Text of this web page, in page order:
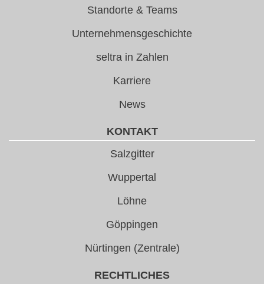
Standorte & Teams
Unternehmensgeschichte
seltra in Zahlen
Karriere
News
KONTAKT
Salzgitter
Wuppertal
Löhne
Göppingen
Nürtingen (Zentrale)
RECHTLICHES